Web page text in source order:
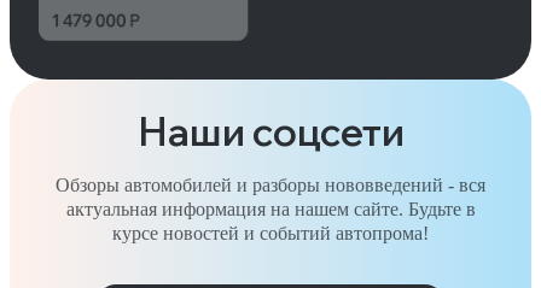
Наши соцсети
Обзоры автомобилей и разборы нововведений - вся
актуальная информация на нашем сайте. Будьте в
курсе новостей и событий автопрома!